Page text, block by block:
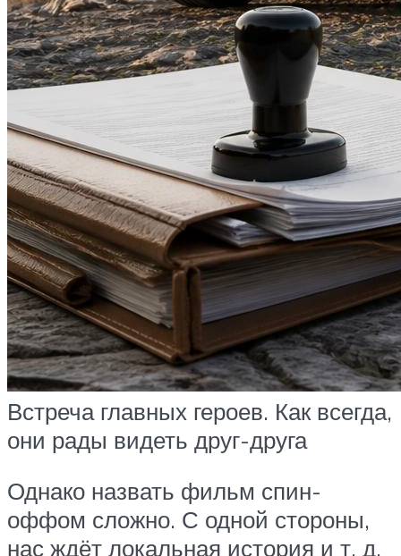
Встреча главных героев. Как всегда,
они рады видеть друг-друга
Однако назвать фильм спин-
оффом сложно. С одной стороны,
нас ждёт локальная история и т. д.